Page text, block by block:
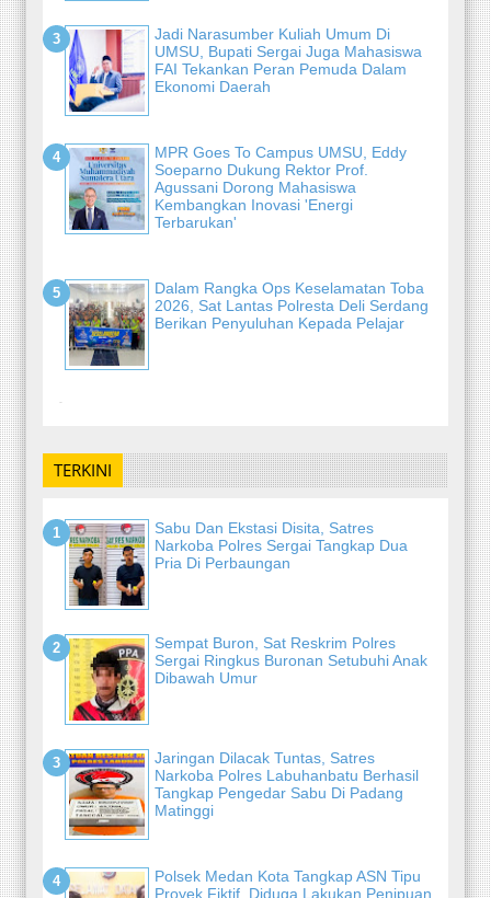
Jadi Narasumber Kuliah Umum Di
UMSU, Bupati Sergai Juga Mahasiswa
FAI Tekankan Peran Pemuda Dalam
Ekonomi Daerah
MPR Goes To Campus UMSU, Eddy
Soeparno Dukung Rektor Prof.
Agussani Dorong Mahasiswa
Kembangkan Inovasi 'Energi
Terbarukan'
Dalam Rangka Ops Keselamatan Toba
2026, Sat Lantas Polresta Deli Serdang
Berikan Penyuluhan Kepada Pelajar
-
TERKINI
Sabu Dan Ekstasi Disita, Satres
Narkoba Polres Sergai Tangkap Dua
Pria Di Perbaungan
Sempat Buron, Sat Reskrim Polres
Sergai Ringkus Buronan Setubuhi Anak
Dibawah Umur
Jaringan Dilacak Tuntas, Satres
Narkoba Polres Labuhanbatu Berhasil
Tangkap Pengedar Sabu Di Padang
Matinggi
Polsek Medan Kota Tangkap ASN Tipu
Proyek Fiktif, Diduga Lakukan Penipuan